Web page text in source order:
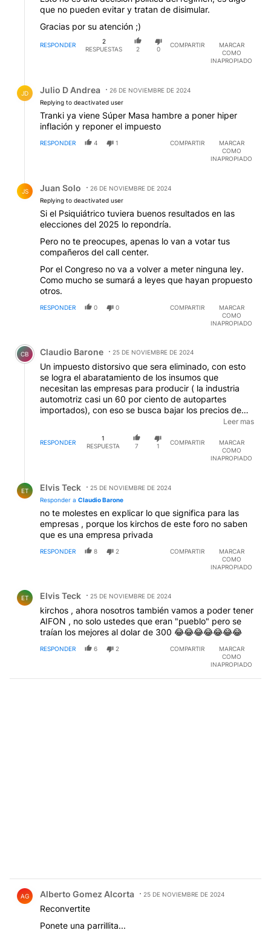
que no pueden evitar y tratan de disimular.
Gracias por su atención ;)
RESPONDER
2
RESPUESTAS
2 0
COMPARTIR
MARCAR
COMO
INAPROPIADO
JD Julio D Andrea
26 DE NOVIEMBRE DE 2024
Replying to deactivated user
Tranki ya viene Súper Masa hambre a poner hiper
inflación y reponer el impuesto
RESPONDER 4 1 COMPARTIR
MARCAR
COMO
INAPROPIADO
JS Juan Solo
26 DE NOVIEMBRE DE 2024
Replying to deactivated user
Si el Psiquiátrico tuviera buenos resultados en las
elecciones del 2025 lo repondría.
Pero no te preocupes, apenas lo van a votar tus
compañeros del call center.
Por el Congreso no va a volver a meter ninguna ley.
Como mucho se sumará a leyes que hayan propuesto
otros.
RESPONDER 0 0 COMPARTIR
MARCAR
COMO
INAPROPIADO
Comentario de Claudio Barone.
CB Claudio Barone 25 DE NOVIEMBRE DE 2024
Un impuesto distorsivo que sera eliminado, con esto
se logra el abaratamiento de los insumos que
necesitan las empresas para producir ( la industria
automotriz casi un 60 por ciento de autopartes
importados), con eso se busca bajar los precios de
ventas. Con resoecto al dólar tarjeta todavía no, pero
al ser un dólar muy alto, al eliminar el 30 por ciento
que representa el impuesto Pais va a seguir siendo
más caro que el MEP, para gastar afuera sigue siendo
Leer mas
RESPONDER
1
RESPUESTA
7 1
COMPARTIR
MARCAR
COMO
INAPROPIADO
ET Elvis Teck
25 DE NOVIEMBRE DE 2024
Responder a Claudio Barone
no te molestes en explicar lo que significa para las
empresas , porque los kirchos de este foro no saben
que es una empresa privada
RESPONDER 8 2 COMPARTIR
MARCAR
COMO
INAPROPIADO
ET Elvis Teck 25 DE NOVIEMBRE DE 2024
kirchos , ahora nosotros también vamos a poder tener
AIFON , no solo ustedes que eran "pueblo" pero se
traían los mejores al dolar de 300 😂😂😂😂😂😂😂
RESPONDER 6 2 COMPARTIR
MARCAR
COMO
INAPROPIADO
AG Alberto Gomez Alcorta 25 DE NOVIEMBRE DE 2024
Reconvertite
Ponete una parrillita...